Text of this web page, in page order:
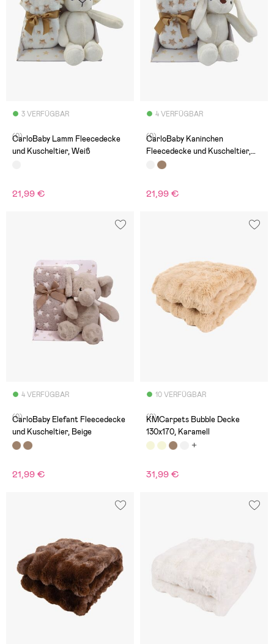
3 VERFÜGBAR
(0)
CarloBaby Lamm Fleecedecke
und Kuscheltier, Weiß
21,99 €
4 VERFÜGBAR
(0)
CarloBaby Kaninchen
Fleecedecke und Kuscheltier,
Weiß
21,99 €
4 VERFÜGBAR
(0)
CarloBaby Elefant Fleecedecke
und Kuscheltier, Beige
21,99 €
10 VERFÜGBAR
(0)
KMCarpets Bubble Decke
130x170, Karamell
31,99 €